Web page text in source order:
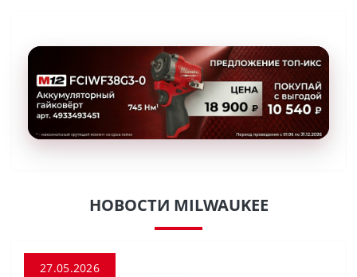
НОВОСТИ MILWAUKEE
27.05.2026